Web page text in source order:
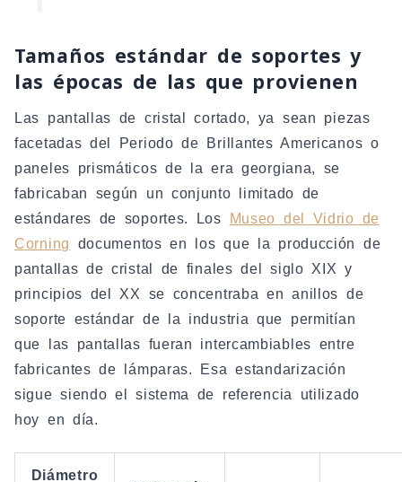
Tamaños estándar de soportes y
las épocas de las que provienen
Las pantallas de cristal cortado, ya sean piezas
facetadas del Periodo de Brillantes Americanos o
paneles prismáticos de la era georgiana, se
fabricaban según un conjunto limitado de
estándares de soportes. Los
Museo del Vidrio de
Corning
documentos en los que la producción de
pantallas de cristal de finales del siglo XIX y
principios del XX se concentraba en anillos de
soporte estándar de la industria que permitían
que las pantallas fueran intercambiables entre
fabricantes de lámparas. Esa estandarización
sigue siendo el sistema de referencia utilizado
hoy en día.
Diámetro